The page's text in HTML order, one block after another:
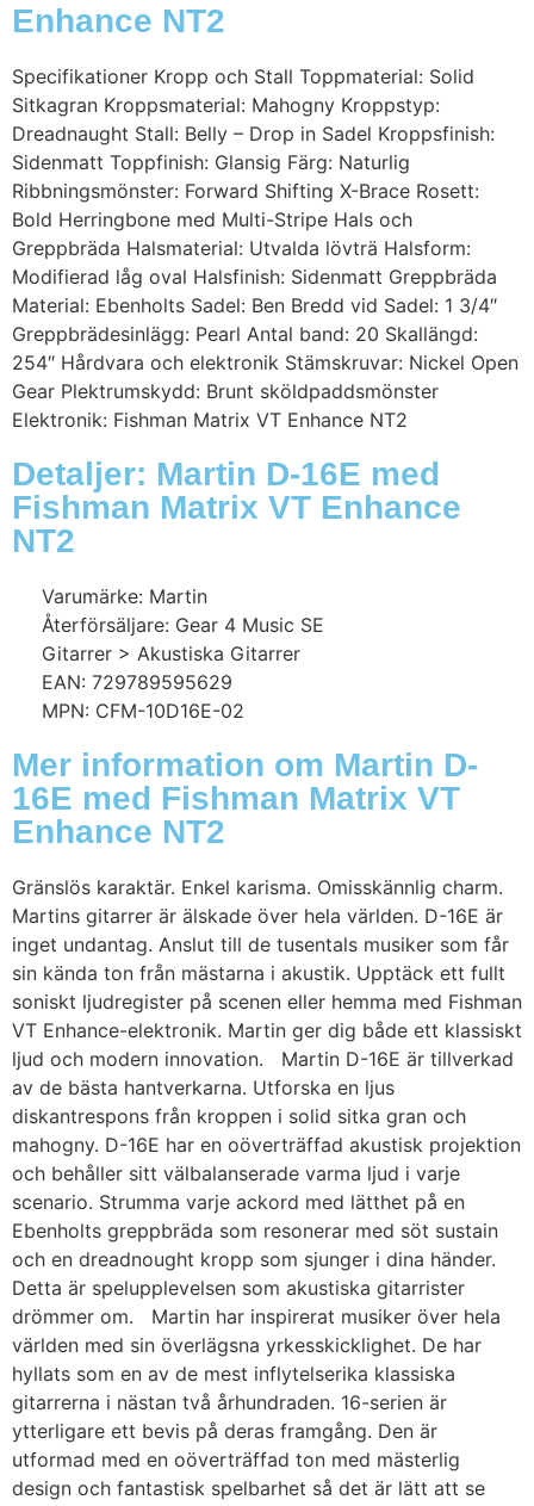
Enhance NT2
Specifikationer Kropp och Stall Toppmaterial: Solid
Sitkagran Kroppsmaterial: Mahogny Kroppstyp:
Dreadnaught Stall: Belly – Drop in Sadel Kroppsfinish:
Sidenmatt Toppfinish: Glansig Färg: Naturlig
Ribbningsmönster: Forward Shifting X-Brace Rosett:
Bold Herringbone med Multi-Stripe Hals och
Greppbräda Halsmaterial: Utvalda lövträ Halsform:
Modifierad låg oval Halsfinish: Sidenmatt Greppbräda
Material: Ebenholts Sadel: Ben Bredd vid Sadel: 1 3/4″
Greppbrädesinlägg: Pearl Antal band: 20 Skallängd:
254″ Hårdvara och elektronik Stämskruvar: Nickel Open
Gear Plektrumskydd: Brunt sköldpaddsmönster
Elektronik: Fishman Matrix VT Enhance NT2
Detaljer: Martin D-16E med
Fishman Matrix VT Enhance
NT2
Varumärke: Martin
Återförsäljare: Gear 4 Music SE
Gitarrer > Akustiska Gitarrer
EAN: 729789595629
MPN: CFM-10D16E-02
Mer information om Martin D-
16E med Fishman Matrix VT
Enhance NT2
Gränslös karaktär. Enkel karisma. Omisskännlig charm.
Martins gitarrer är älskade över hela världen. D-16E är
inget undantag. Anslut till de tusentals musiker som får
sin kända ton från mästarna i akustik. Upptäck ett fullt
soniskt ljudregister på scenen eller hemma med Fishman
VT Enhance-elektronik. Martin ger dig både ett klassiskt
ljud och modern innovation. Martin D-16E är tillverkad
av de bästa hantverkarna. Utforska en ljus
diskantrespons från kroppen i solid sitka gran och
mahogny. D-16E har en oöverträffad akustisk projektion
och behåller sitt välbalanserade varma ljud i varje
scenario. Strumma varje ackord med lätthet på en
Ebenholts greppbräda som resonerar med söt sustain
och en dreadnought kropp som sjunger i dina händer.
Detta är spelupplevelsen som akustiska gitarrister
drömmer om. Martin har inspirerat musiker över hela
världen med sin överlägsna yrkesskicklighet. De har
hyllats som en av de mest inflytelserika klassiska
gitarrerna i nästan två århundraden. 16-serien är
ytterligare ett bevis på deras framgång. Den är
utformad med en oöverträffad ton med mästerlig
design och fantastisk spelbarhet så det är lätt att se